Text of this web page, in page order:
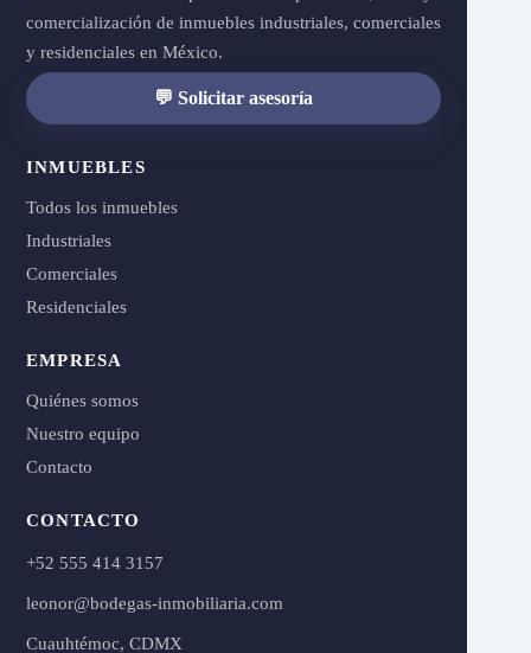
comercialización de inmuebles industriales, comerciales
y residenciales en México.
💬 Solicitar asesoría
INMUEBLES
Todos los inmuebles
Industriales
Comerciales
Residenciales
EMPRESA
Quiénes somos
Nuestro equipo
Contacto
CONTACTO
+52 555 414 3157
leonor@bodegas-inmobiliaria.com
Cuauhtémoc, CDMX